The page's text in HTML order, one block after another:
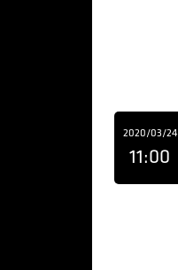
2020/03/24
11:00